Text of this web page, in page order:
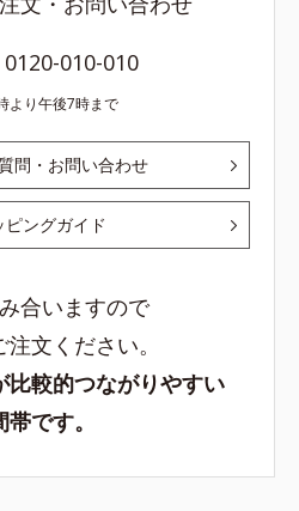
0120-010-010
より午後7時まで
問・お問い合わせ
ピングガイド
合いますので
文ください。
比較的つながりやすい
帯です。